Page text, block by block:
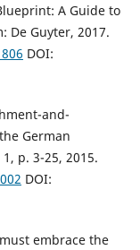
A Guide to
De Guyter, 2017.
DOI:
and-
German
p. 3-25, 2015.
DOI:
embrace the